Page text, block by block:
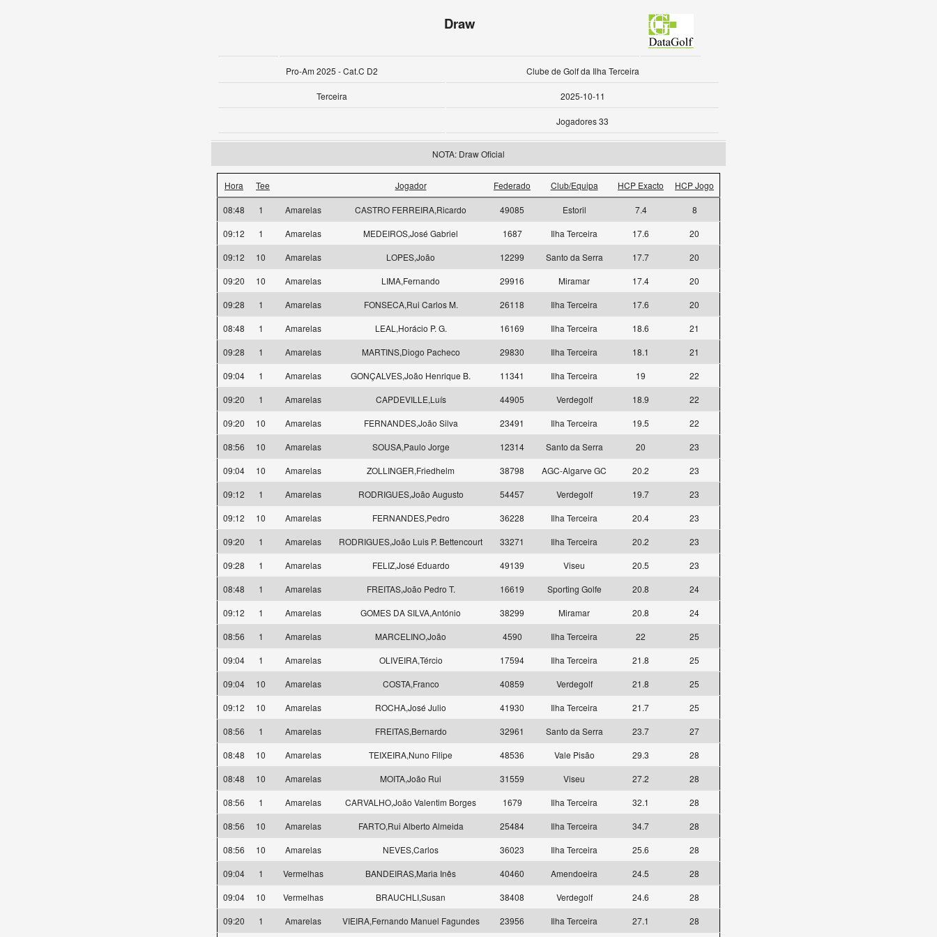
Draw
Pro-Am 2025 - Cat.C D2 Clube de Golf da Ilha Terceira
Terceira 2025-10-11
Jogadores 33
NOTA: Draw Oficial
Hora Tee Jogador Federado Club/Equipa HCP Exacto HCP Jogo
08:48 1 Amarelas CASTRO FERREIRA,Ricardo 49085 Estoril 7.4
8
09:12
1 Amarelas MEDEIROS,José Gabriel 1687 Ilha Terceira 17.6
20
09:12
10 Amarelas LOPES,João 12299 Santo da Serra 17.7
20
09:20
10 Amarelas LIMA,Fernando 29916 Miramar 17.4
20
09:28
1 Amarelas FONSECA,Rui Carlos M. 26118 Ilha Terceira 17.6
20
08:48
1 Amarelas LEAL,Horácio P. G. 16169 Ilha Terceira 18.6
21
09:28
1 Amarelas MARTINS,Diogo Pacheco 29830 Ilha Terceira 18.1
21
09:04
1 Amarelas GONÇALVES,João Henrique B. 11341 Ilha Terceira 19
22
09:20
1 Amarelas CAPDEVILLE,Luís 44905 Verdegolf 18.9
22
09:20
10 Amarelas FERNANDES,João Silva 23491 Ilha Terceira 19.5
22
08:56
10 Amarelas SOUSA,Paulo Jorge 12314 Santo da Serra 20
23
09:04
10 Amarelas ZOLLINGER,Friedhelm 38798 AGC-Algarve GC 20.2
23
09:12
1 Amarelas RODRIGUES,João Augusto 54457 Verdegolf 19.7
23
09:12
10 Amarelas FERNANDES,Pedro 36228 Ilha Terceira 20.4
23
09:20
1 Amarelas RODRIGUES,João Luis P. Bettencourt 33271 Ilha Terceira 20.2
23
09:28
1 Amarelas FELIZ,José Eduardo 49139 Viseu 20.5
23
08:48
1 Amarelas FREITAS,João Pedro T. 16619 Sporting Golfe 20.8
24
09:12
1 Amarelas GOMES DA SILVA,António 38299 Miramar 20.8
24
08:56
1 Amarelas MARCELINO,João 4590 Ilha Terceira 22
25
09:04
1 Amarelas OLIVEIRA,Tércio 17594 Ilha Terceira 21.8
25
09:04
10 Amarelas COSTA,Franco 40859 Verdegolf 21.8
25
09:12
10 Amarelas ROCHA,José Julio 41930 Ilha Terceira 21.7
25
08:56
1 Amarelas FREITAS,Bernardo 32961 Santo da Serra 23.7
27
08:48
10 Amarelas TEIXEIRA,Nuno Filipe 48536 Vale Pisão 29.3
28
08:48
10 Amarelas MOITA,João Rui 31559 Viseu 27.2
28
08:56
1 Amarelas CARVALHO,João Valentim Borges 1679 Ilha Terceira 32.1
28
08:56
10 Amarelas FARTO,Rui Alberto Almeida 25484 Ilha Terceira 34.7
28
08:56
10 Amarelas NEVES,Carlos 36023 Ilha Terceira 25.6
28
09:04
1 Vermelhas BANDEIRAS,Maria Inês 40460 Amendoeira 24.5
28
09:04
10 Vermelhas BRAUCHLI,Susan 38408 Verdegolf 24.6
28
09:20
1 Amarelas VIEIRA,Fernando Manuel Fagundes 23956 Ilha Terceira 27.1 28